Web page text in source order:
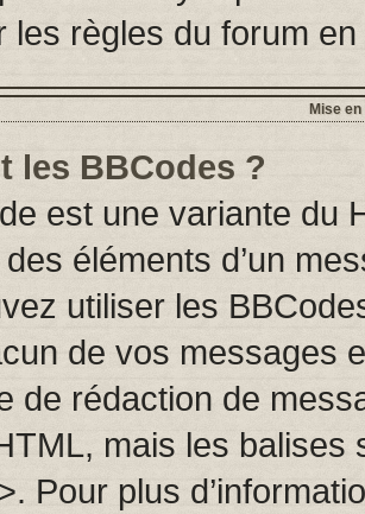
les règles du forum
Mise
les BBCodes ?
est une variante du
éléments d’un
utiliser les
de vos messages
de rédaction de
mais les
Pour plus